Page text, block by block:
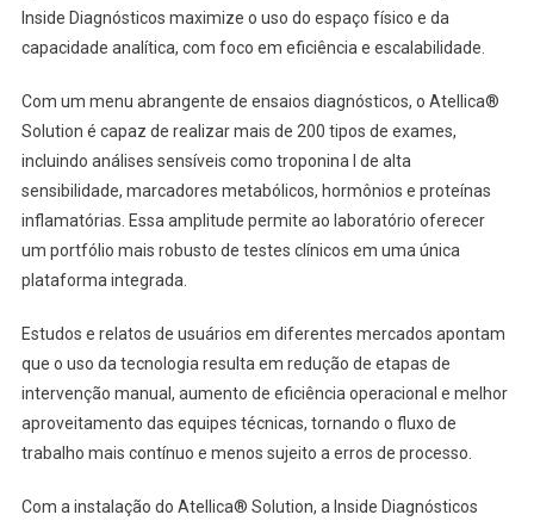
Inside Diagnósticos maximize o uso do espaço físico e da
capacidade analítica, com foco em eficiência e escalabilidade.
Com um menu abrangente de ensaios diagnósticos, o Atellica®
Solution é capaz de realizar mais de 200 tipos de exames,
incluindo análises sensíveis como troponina I de alta
sensibilidade, marcadores metabólicos, hormônios e proteínas
inflamatórias. Essa amplitude permite ao laboratório oferecer
um portfólio mais robusto de testes clínicos em uma única
plataforma integrada.
Estudos e relatos de usuários em diferentes mercados apontam
que o uso da tecnologia resulta em redução de etapas de
intervenção manual, aumento de eficiência operacional e melhor
aproveitamento das equipes técnicas, tornando o fluxo de
trabalho mais contínuo e menos sujeito a erros de processo.
Com a instalação do Atellica® Solution, a Inside Diagnósticos